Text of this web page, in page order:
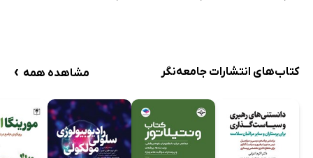
کتاب‌های انتشارات جامعه‌نگر مشاهده همه ›